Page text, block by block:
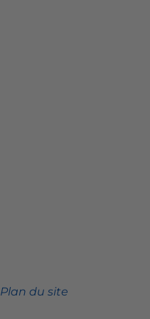
Plan du site